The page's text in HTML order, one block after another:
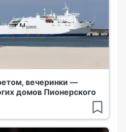
вечеринки —
домов Пионерского